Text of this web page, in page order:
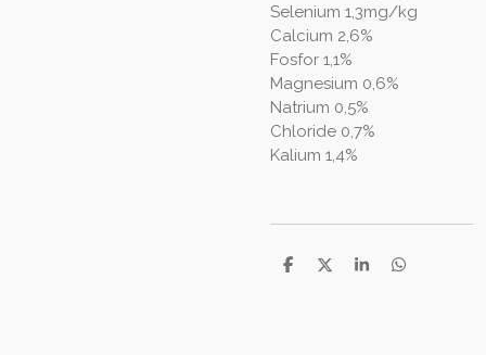
Selenium 1,3mg/kg
Calcium 2,6%
Fosfor 1,1%
Magnesium 0,6%
Natrium 0,5%
Chloride 0,7%
Kalium 1,4%
D
D
S
D